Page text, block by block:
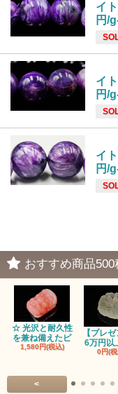
イ
円/
イ
円/
イ
円/
おすすめ商品500
☆ 光沢と耐久性
を兼ね備えたピ
1,580円(税込)
【プレゼ
6万円以
0円(
<